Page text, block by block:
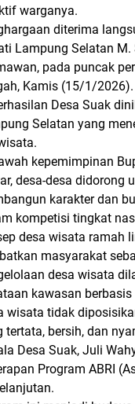
warganya.
diterima
Lampung Selatan
pada puncak
Kamis (15/1/2026).
Desa Suak
Selatan yang
kepemimpinan
desa-desa didorong
karakter dan
kompetisi tingkat
desa wisata ramah
masyarakat
desa wisata
kawasan
wisata tidak
tertata, bersih, dan
Desa Suak, Juli
Program ABRI